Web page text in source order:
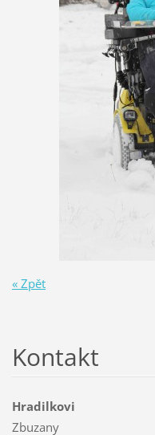
« Zpět
Kontakt
Hradilkovi
Zbuzany